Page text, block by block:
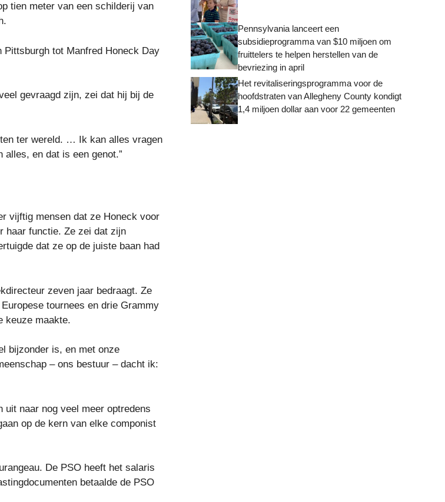
tien meter van een schilderij van
Pittsburgh tot Manfred Honeck Day
gevraagd zijn, zei dat hij bij de
ter wereld. … Ik kan alles vragen
en dat is een genot.”
vijftig mensen dat ze Honeck voor
haar functie. Ze zei dat zijn
dat ze op de juiste baan had
zeven jaar bedraagt. Ze
tournees en drie Grammy
keuze maakte.
bijzonder is, en met onze
– ons bestuur – dacht ik:
uit naar nog veel meer optredens
op de kern van elke componist
De PSO heeft het salaris
betaalde de PSO
Pennsylvania lanceert een
subsidieprogramma van $10 miljoen om
fruittelers te helpen herstellen van de
bevriezing in april
Het revitaliseringsprogramma voor de
hoofdstraten van Allegheny County kondigt
1,4 miljoen dollar aan voor 22 gemeenten